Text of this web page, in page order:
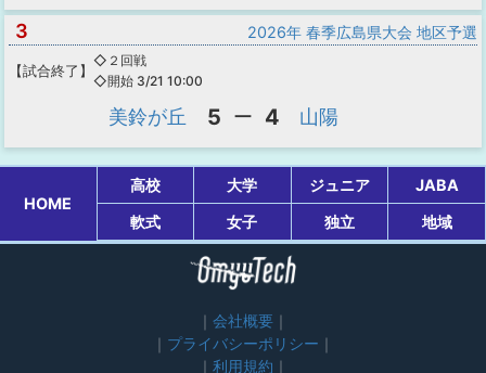
3 2026年 春季広島県大会 地区予選
【試合終了 】
◇２回戦
◇開始 3/21 10:00
美鈴が丘 5 ー 4 山陽
HOME
高校 大学 ジュニア
JABA
軟式
女子 独立 地域
会社概要
プライバシーポリシー
利用規約